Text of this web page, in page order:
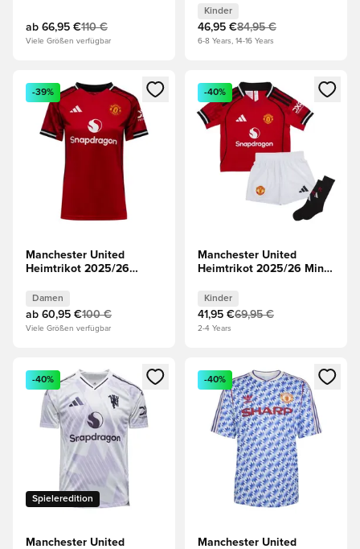
ab 66,95 €110 €
Viele Größen verfügbar
Oberteile
Kinder
46,95 €84,95 €
6-8 Years, 14-16 Years
Öffnet ein neues Fenster zum Anmelden oder Registrieren
-39%
Manchester United
Heimtrikot 2025/26
Damen
ab 60,95 €100 €
Viele Größen verfügbar
Öffnet ein neues Fenster
-40%
Manchester United
Heimtrikot 2025/26 Mini-
Kinder
41,95 €69,95 €
2-4 Years
Öffnet ein neues Fenster zum Anmelden oder Registrieren
Spieleredition
-40%
Manchester United
Öffnet ein neues Fenster
-40%
Manchester United